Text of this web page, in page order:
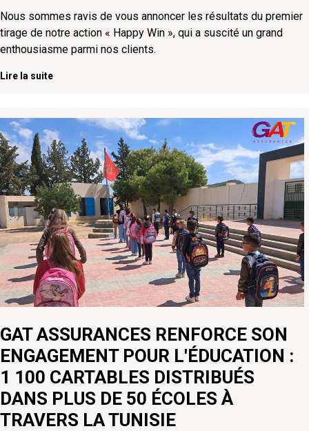
Nous sommes ravis de vous annoncer les résultats du premier
tirage de notre action « Happy Win », qui a suscité un grand
enthousiasme parmi nos clients.
Lire la suite
GAT ASSURANCES RENFORCE SON
ENGAGEMENT POUR L'ÉDUCATION :
1 100 CARTABLES DISTRIBUÉS
DANS PLUS DE 50 ÉCOLES À
TRAVERS LA TUNISIE